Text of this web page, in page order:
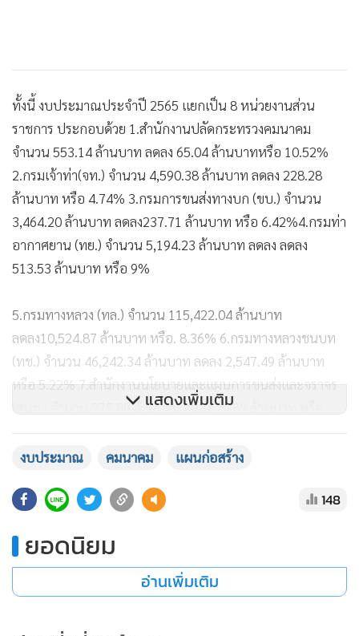
ทั้งนี้ งบประมาณประจำปี 2565 แยกเป็น 8 หน่วยงานส่วน
ราชการ ประกอบด้วย 1.สำนักงานปลัดกระทรวงคมนาคม
จำนวน 553.14 ล้านบาท ลดลง 65.04 ล้านบาทหรือ 10.52%
2.กรมเจ้าท่า(จท.) จำนวน 4,590.38 ล้านบาท ลดลง 228.28
ล้านบาท หรือ 4.74% 3.กรมการขนส่งทางบก (ขบ.) จำนวน
3,464.20 ล้านบาท ลดลง237.71 ล้านบาท หรือ 6.42%4.กรมท่า
อากาศยาน (ทย.) จำนวน 5,194.23 ล้านบาท ลดลง ลดลง
513.53 ล้านบาท หรือ 9%
5.กรมทางหลวง (ทล.) จำนวน 115,422.04 ล้านบาท
ลดลง10,524.87 ล้านบาท หรือ. 8.36% 6.กรมทางหลวงชนบท
(ทช.) จำนวน 46,242.34 ล้านบาท ลดลง 2,547.49 ล้านบาท
หรือ 5.22% 7.สำนักงานนโยบายและแผนการขนส่งและจราจร
(สนข.) จำนวน 275.89 ล้านบาท ลดลง 20.89 ล้านบาท หรือ
8.20% และ 8.กรมการขนส่งทางราง (ขร.) วงเงิน 116.45 ล้าน
บาท ลดลง 3ใต ล้านบาทหรือ 3.29%
ส่วนรัฐวิสาหกิจ 5 แห่ง ประกอบด้วย 1.การทางพิเศษแห่ง
บาทหรือ 87.06% 2.องค์การขนส่งมวลชนกรุงเทพ (ขสมก.)
จำนวน4,148.16 ล้านบาท ลดลง 337.44 ล้านบาท หรือ 7.52%
3.สถาบันการบินพลเรือน (สบพ.) จำนวน 159.27 ล้านบาท
แสดงเพิ่มเติม
งบประมาณ คมนาคม แผนก่อสร้าง
148
ยอดนิยม
อ่านเพิ่มเติม